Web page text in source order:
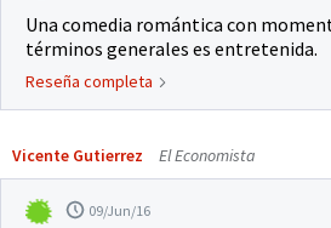
Una comedia romántica con
términos generales es entretenida.
Reseña completa
Vicente Gutierrez El Economista
09/Jun/16